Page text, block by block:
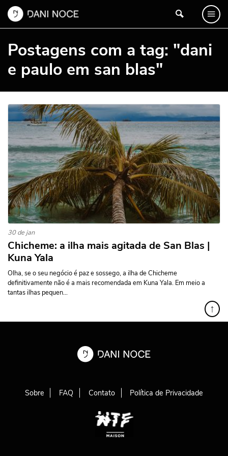
Postagens com a tag: "dani
e paulo em san blas"
30 de jan
Chicheme: a ilha mais agitada de San Blas |
Kuna Yala
Olha, se o seu negócio é paz e sossego, a ilha de Chicheme
definitivamente não é a mais recomendada em Kuna Yala. Em meio a
tantas ilhas pequen...
↑
Sobre FAQ Contato Política de Privacidade